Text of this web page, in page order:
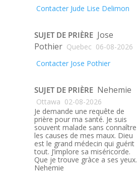
Contacter Jude Lise Delimon
SUJET DE PRIÈRE Jose
Pothier Quebec 06-08-2026
Contacter Jose Pothier
SUJET DE PRIÈRE Nehemie
Ottawa 02-08-2026
Je demande une requête de
prière pour ma santé. Je suis
souvent malade sans connaître
les causes de mes maux. Dieu
est le grand médecin qui guérit
tout. J’implore sa miséricorde.
Que je trouve gràce a ses yeux.
Nehemie